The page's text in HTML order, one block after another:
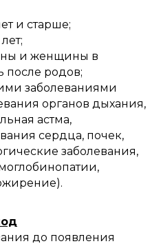
и старше;
и женщины в
после родов;
заболеваниями
органов дыхания,
астма,
сердца, почек,
заболевания,
до появления